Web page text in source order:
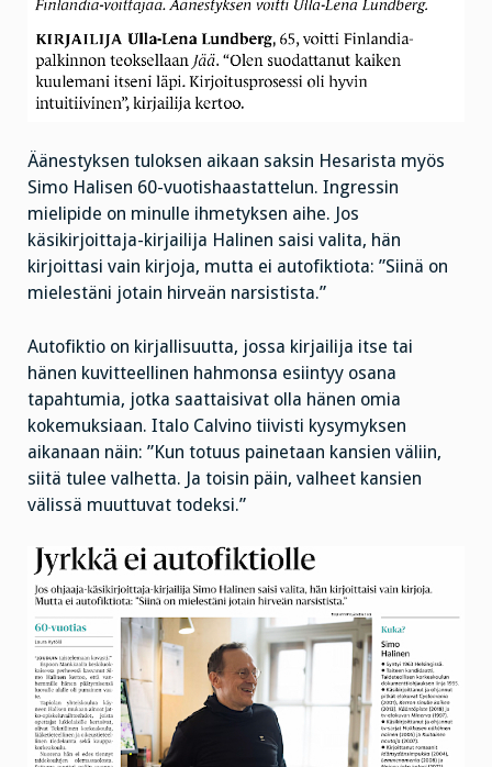
Äänestyksen tuloksen aikaan saksin Hesarista myös
Simo Halisen 60-vuotishaastattelun. Ingressin
mielipide on minulle ihmetyksen aihe. Jos
käsikirjoittaja-kirjailija Halinen saisi valita, hän
kirjoittasi vain kirjoja, mutta ei autofiktiota: ”Siinä on
mielestäni jotain hirveän narsistista.”
Autofiktio on kirjallisuutta, jossa kirjailija itse tai
hänen kuvitteellinen hahmonsa esiintyy osana
tapahtumia, jotka saattaisivat olla hänen omia
kokemuksiaan. Italo Calvino tiivisti kysymyksen
aikanaan näin: ”Kun totuus painetaan kansien väliin,
siitä tulee valhetta. Ja toisin päin, valheet kansien
välissä muuttuvat todeksi.”